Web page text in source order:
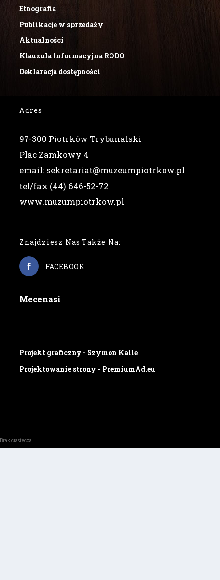
Etnografia
Publikacje w sprzedaży
Aktualności
Klauzula Informacyjna RODO
Deklaracja dostępności
Adres
97-300 Piotrków Trybunalski
Plac Zamkowy 4
email: sekretariat@muzeumpiotrkow.pl
tel/fax (44) 646-52-72
www.muzumpiotrkow.pl
Znajdziesz Nas Także Na:
FACEBOOK
Mecenasi
Projekt graficzny - Szymon Kalle
Projektowanie strony - PremiumAd.eu
Brak ciastecza